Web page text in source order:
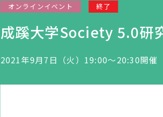
オンラインイベント 終了
成蹊大学Society 5.0研
2021年9月7日（火）19:00～20:30開催